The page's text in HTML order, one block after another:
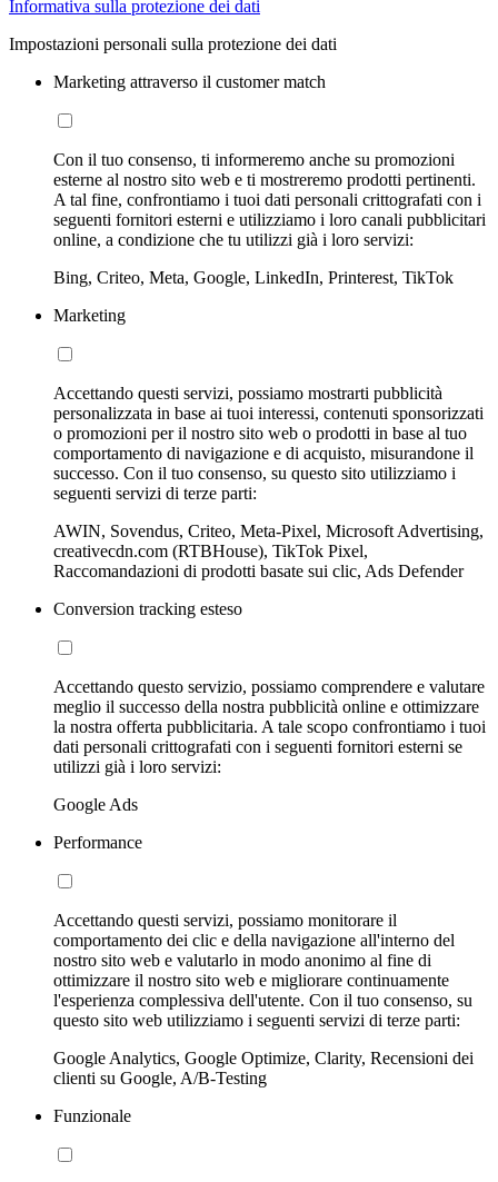
Informativa sulla protezione dei dati
Impostazioni personali sulla protezione dei dati
Marketing attraverso il customer match
Con il tuo consenso, ti informeremo anche su promozioni
esterne al nostro sito web e ti mostreremo prodotti pertinenti.
A tal fine, confrontiamo i tuoi dati personali crittografati con i
seguenti fornitori esterni e utilizziamo i loro canali pubblicitari
online, a condizione che tu utilizzi già i loro servizi:
Bing, Criteo, Meta, Google, LinkedIn, Printerest, TikTok
Marketing
Accettando questi servizi, possiamo mostrarti pubblicità
personalizzata in base ai tuoi interessi, contenuti sponsorizzati
o promozioni per il nostro sito web o prodotti in base al tuo
comportamento di navigazione e di acquisto, misurandone il
successo. Con il tuo consenso, su questo sito utilizziamo i
seguenti servizi di terze parti:
AWIN, Sovendus, Criteo, Meta-Pixel, Microsoft Advertising,
creativecdn.com (RTBHouse), TikTok Pixel,
Raccomandazioni di prodotti basate sui clic, Ads Defender
Conversion tracking esteso
Accettando questo servizio, possiamo comprendere e valutare
meglio il successo della nostra pubblicità online e ottimizzare
la nostra offerta pubblicitaria. A tale scopo confrontiamo i tuoi
dati personali crittografati con i seguenti fornitori esterni se
utilizzi già i loro servizi:
Google Ads
Performance
Accettando questi servizi, possiamo monitorare il
comportamento dei clic e della navigazione all'interno del
nostro sito web e valutarlo in modo anonimo al fine di
ottimizzare il nostro sito web e migliorare continuamente
l'esperienza complessiva dell'utente. Con il tuo consenso, su
questo sito web utilizziamo i seguenti servizi di terze parti:
Google Analytics, Google Optimize, Clarity, Recensioni dei
clienti su Google, A/B-Testing
Funzionale